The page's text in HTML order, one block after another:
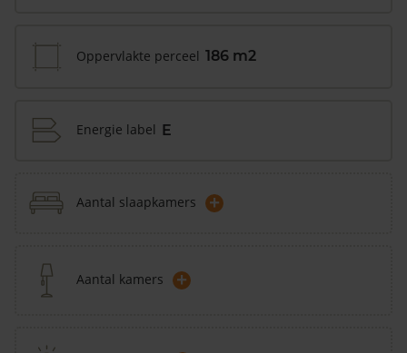
Oppervlakte perceel 186 m2
Energie label E
Aantal slaapkamers +
Aantal kamers +